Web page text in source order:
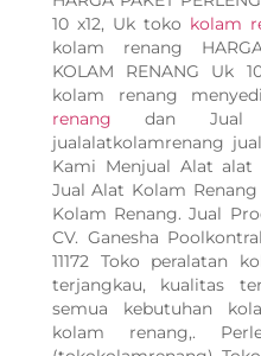
10 x12, Uk toko kolam
kolam renang
KOLAM RENANG Uk
kolam renang
renang dan Jual
jualalatkolamrenang
Kami Menjual Alat alat
Jual Alat Kolam
Kolam Renang. Jual
CV. Ganesha
11172 Toko peralatan
terjangkau, kualitas
semua kebutuhan
kolam renang,.